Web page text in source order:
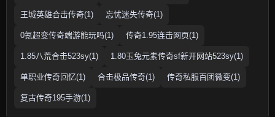
王城英雄合击传奇(1) 忘忧迷失传奇(1)
0氪超变传奇端游能玩吗(1) 传奇1.95连击网页(1)
1.85八荒合击523sy(1) 1.80玉兔元素传奇sf新开网站523sy(1)
单职业传奇回忆(1) 合击极品传奇(1) 传奇私服百团微变(1)
复古传奇195手游(1)